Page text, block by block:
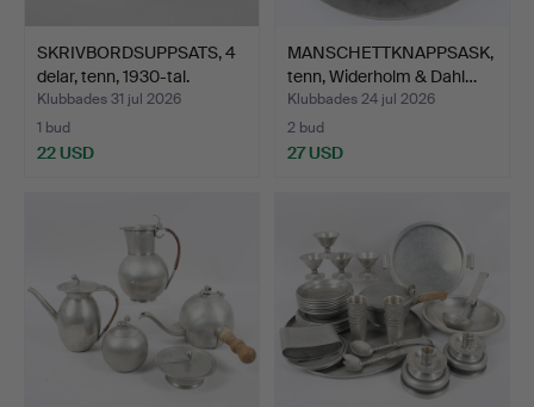
SKRIVBORDSUPPSATS, 4
delar, tenn, 1930-tal.
Klubbades 31 jul 2026
1 bud
22 USD
MANSCHETTKNAPPSASK,
tenn, Widerholm & Dahl…
Klubbades 24 jul 2026
2 bud
27 USD